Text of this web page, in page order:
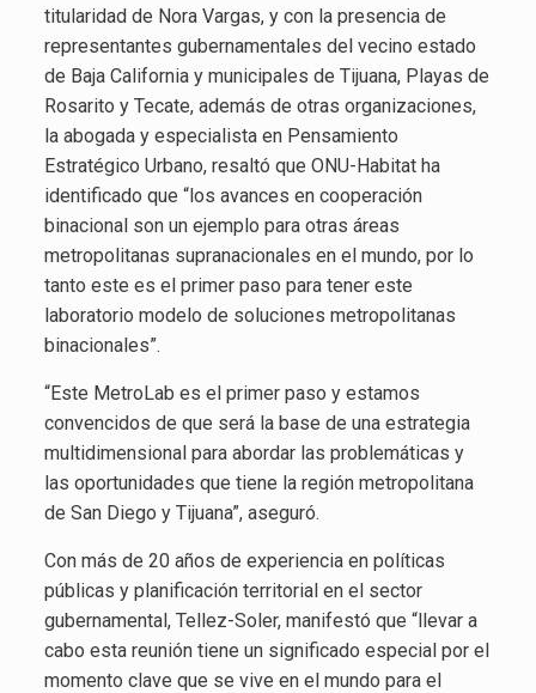
titularidad de Nora Vargas, y con la presencia de
representantes gubernamentales del vecino estado
de Baja California y municipales de Tijuana, Playas de
Rosarito y Tecate, además de otras organizaciones,
la abogada y especialista en Pensamiento
Estratégico Urbano, resaltó que ONU-Habitat ha
identificado que “los avances en cooperación
binacional son un ejemplo para otras áreas
metropolitanas supranacionales en el mundo, por lo
tanto este es el primer paso para tener este
laboratorio modelo de soluciones metropolitanas
binacionales”.
“Este MetroLab es el primer paso y estamos
convencidos de que será la base de una estrategia
multidimensional para abordar las problemáticas y
las oportunidades que tiene la región metropolitana
de San Diego y Tijuana”, aseguró.
Con más de 20 años de experiencia en políticas
públicas y planificación territorial en el sector
gubernamental, Tellez-Soler, manifestó que “llevar a
cabo esta reunión tiene un significado especial por el
momento clave que se vive en el mundo para el